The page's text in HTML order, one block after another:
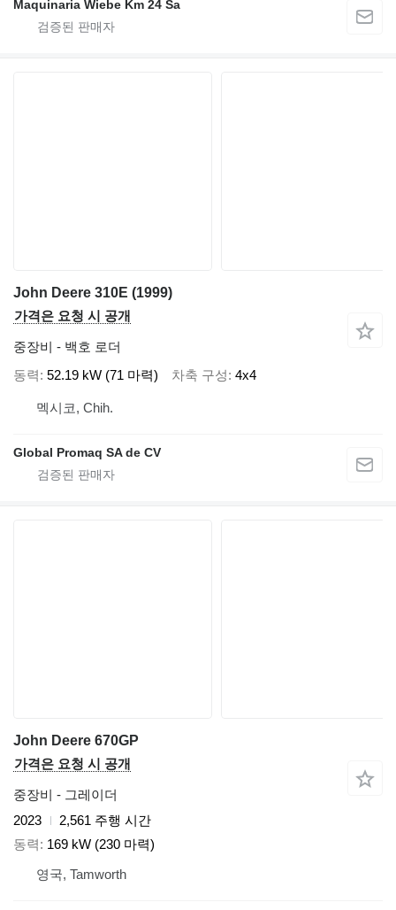
Maquinaria Wiebe Km 24 Sa
John Deere 310E (1999)
가격은 요청 시 공개
중장비 - 백호 로더
동력 52.19 kW (71 마력) 차축 구성 4x4
멕시코, Chih.
Global Promaq SA de CV
John Deere 670GP
가격은 요청 시 공개
중장비 - 그레이더
2023
2,561 주행 시간
동력
169 kW (230 마력)
영국, Tamworth